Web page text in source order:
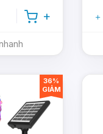
36%
GIẢM